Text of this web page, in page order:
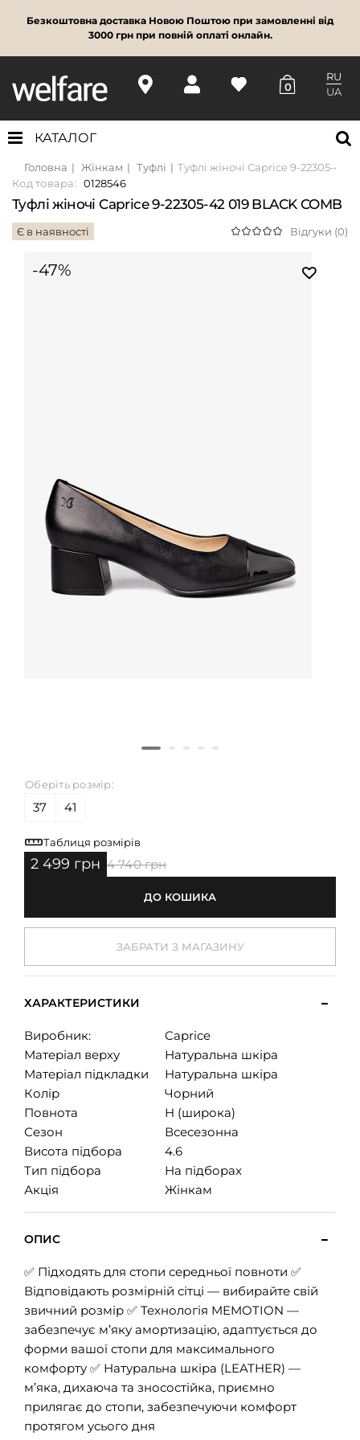
Безкоштовна доставка Новою Поштою при замовленні від
3000 грн при повній оплаті онлайн.
0
RU
UA
КАТАЛОГ
Головна Жінкам Туфлі
Туфлі жіночі Caprice 9-22305-42
Код товара: 0128546
Туфлі жіночі Caprice 9-22305-42 019 BLACK COMB
Є в наявності Відгуки (0)
-47%
Оберіть розмір:
37 41
Таблиця розмірів
2 499 грн 4 740 грн
ДО КОШИКА
ЗАБРАТИ З МАГАЗИНУ
ХАРАКТЕРИСТИКИ
Виробник:
Caprice
Матеріал верху
Натуральна шкіра
Матеріал підкладки
Натуральна шкіра
Колір
Чорний
Повнота
H (широка)
Сезон
Всесезонна
Висота підбора
4.6
Тип підбора
На підборах
Акція
Жінкам
ОПИС
✅ Підходять для стопи середньої повноти ✅
Відповідають розмірній сітці — вибирайте свій
звичний розмір ✅ Технологія MEMOTION —
забезпечує м’яку амортизацію, адаптується до
форми вашої стопи для максимального
комфорту ✅ Натуральна шкіра (LEATHER) —
м’яка, дихаюча та зносостійка, приємно
прилягає до стопи, забезпечуючи комфорт
протягом усього дня